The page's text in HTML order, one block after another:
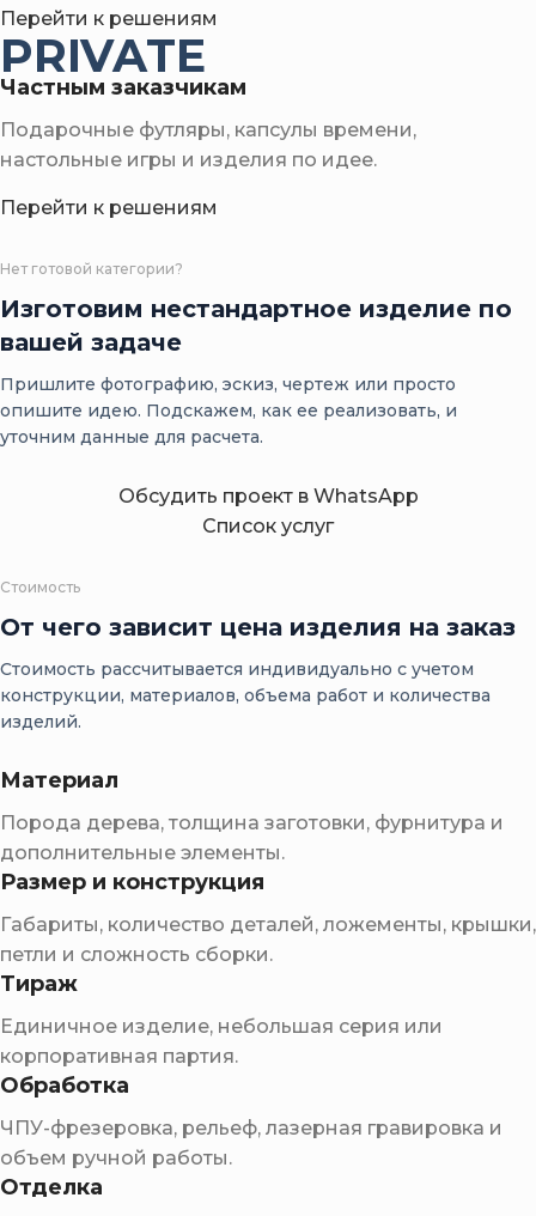
Перейти к решениям
PRIVATE
Частным заказчикам
Подарочные футляры, капсулы времени,
настольные игры и изделия по идее.
Перейти к решениям
Нет готовой категории?
Изготовим нестандартное изделие по
вашей задаче
Пришлите фотографию, эскиз, чертеж или просто
опишите идею. Подскажем, как ее реализовать, и
уточним данные для расчета.
Обсудить проект в WhatsApp
Список услуг
Стоимость
От чего зависит цена изделия на заказ
Стоимость рассчитывается индивидуально с учетом
конструкции, материалов, объема работ и количества
изделий.
Материал
Порода дерева, толщина заготовки, фурнитура и
дополнительные элементы.
Размер и конструкция
Габариты, количество деталей, ложементы, крышки,
петли и сложность сборки.
Тираж
Единичное изделие, небольшая серия или
корпоративная партия.
Обработка
ЧПУ-фрезеровка, рельеф, лазерная гравировка и
объем ручной работы.
Отделка